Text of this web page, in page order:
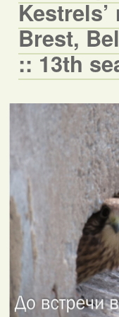
Kestrels’
Brest,
:: 13th